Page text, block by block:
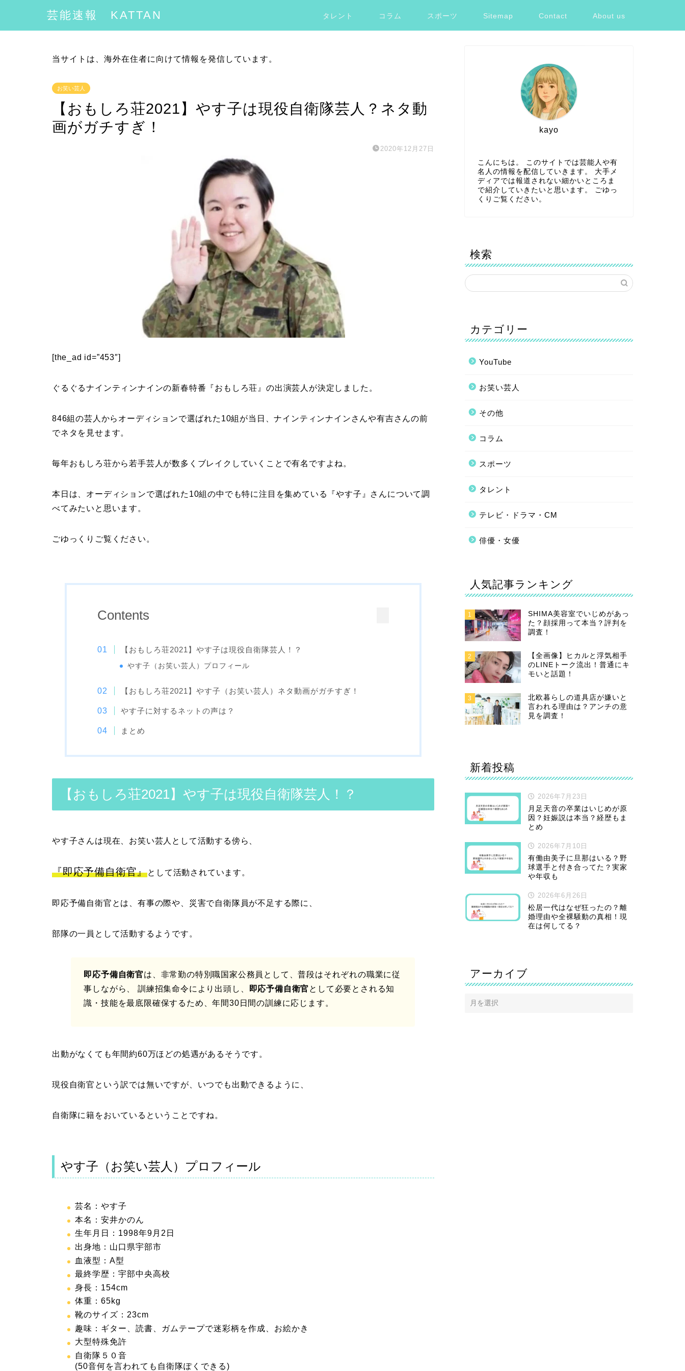
芸能速報 KATTAN タレント コラム スポーツ Sitemap Contact About us
当サイトは、海外在住者に向けて情報を発信しています。
お笑い芸人
【おもしろ荘2021】やす子は現役自衛隊芸人？ネタ動
画がガチすぎ！
2020年12月27日
[the_ad id=”453″]
ぐるぐるナインティンナインの新春特番『おもしろ荘』の出演芸人が決定しました。
846組の芸人からオーディションで選ばれた10組が当日、ナインティンナインさんや有吉さんの前
でネタを見せます。
毎年おもしろ荘から若手芸人が数多くブレイクしていくことで有名ですよね。
本日は、オーディションで選ばれた10組の中でも特に注目を集めている『やす子』さんについて調
べてみたいと思います。
ごゆっくりご覧ください。
Contents
【おもしろ荘2021】やす子は現役自衛隊芸人！？
やす子（お笑い芸人）プロフィール
【おもしろ荘2021】やす子（お笑い芸人）ネタ動画がガチすぎ！
やす子に対するネットの声は？
まとめ
【おもしろ荘2021】やす子は現役自衛隊芸人！？
やす子さんは現在、お笑い芸人として活動する傍ら、
『即応予備自衛官』として活動されています。
即応予備自衛官とは、有事の際や、災害で自衛隊員が不足する際に、
部隊の一員として活動するようです。
即応予備自衛官は、非常勤の特別職国家公務員として、普段はそれぞれの職業に従
事しながら、 訓練招集命令により出頭し、
即応予備自衛官として必要とされる知
識・技能を最底限確保するため、年間30日間の訓練に応じます。
出動がなくても年間約60万ほどの処遇があるそうです。
現役自衛官という訳では無いですが、いつでも出動できるように、
自衛隊に籍をおいているということですね。
やす子（お笑い芸人）プロフィール
芸名：やす子
本名：安井かのん
生年月日：1998年9月2日
出身地：山口県宇部市
血液型：A型
最終学歴：宇部中央高校
身長：154cm
体重：65kg
靴のサイズ：23cm
趣味：ギター、読書、ガムテープで迷彩柄を作成、お絵かき
大型特殊免許
自衛隊５０音
(50音何を言われても自衛隊ぽくできる)
kayo
こんにちは。 このサイトでは芸能人や有
名人の情報を配信していきます。 大手メ
ディアでは報道されない細かいところま
で紹介していきたいと思います。 ごゆっ
くりご覧ください。
検索
カテゴリー
YouTube
お笑い芸人
その他
コラム
スポーツ
タレント
テレビ・ドラマ・CM
俳優・女優
人気記事ランキング
1
SHIMA美容室でいじめがあっ
た？顔採用って本当？評判を
調査！
2
【全画像】ヒカルと浮気相手
のLINEトーク流出！普通にキ
モいと話題！
3
北欧暮らしの道具店が嫌いと
言われる理由は？アンチの意
見を調査！
新着投稿
2026年7月23日
月足天音の卒業はいじめが原
因？妊娠説は本当？経歴もま
とめ
2026年7月10日
有働由美子に旦那はいる？野
球選手と付き合ってた？実家
や年収も
2026年6月26日
松居一代はなぜ狂ったの？離
婚理由や全裸騒動の真相！現
在は何してる？
アーカイブ